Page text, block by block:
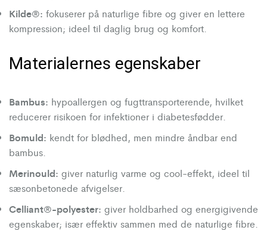
Kilde®: fokuserer på naturlige fibre og giver en lettere
kompression; ideel til daglig brug og komfort.
Materialernes egenskaber
Bambus: hypoallergen og fugttransporterende, hvilket
reducerer risikoen for infektioner i diabetesfødder.
Bomuld: kendt for blødhed, men mindre åndbar end
bambus.
Merinould: giver naturlig varme og cool-effekt, ideel til
sæsonbetonede afvigelser.
Celliant®-polyester: giver holdbarhed og energigivende
egenskaber; især effektiv sammen med de naturlige fibre.